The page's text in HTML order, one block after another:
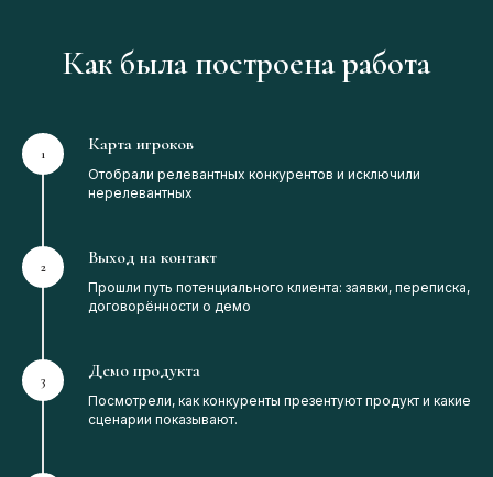
Как была построена работа
Карта игроков
Отобрали релевантных конкурентов и исключили
нерелевантных
Выход на контакт
Прошли путь потенциального клиента: заявки, переписка,
договорённости о демо
Демо продукта
Посмотрели, как конкуренты презентуют продукт и какие
сценарии показывают.